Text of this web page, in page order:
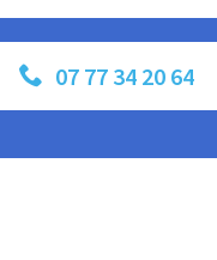
07 77 34 20 64